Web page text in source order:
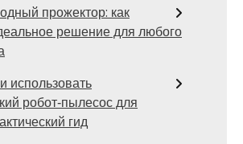
прожектор: как
решение для любого
использовать
робот‑пылесос для
гид